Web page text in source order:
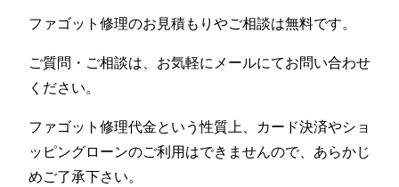
ファゴット修理のお見積もりやご相談は無料です。
ご質問・ご相談は、お気軽にメールにてお問い合わせ
ください。
ファゴット修理代金という性質上、カード決済やショ
ッピングローンのご利用はできませんので、あらかじ
めご了承下さい。